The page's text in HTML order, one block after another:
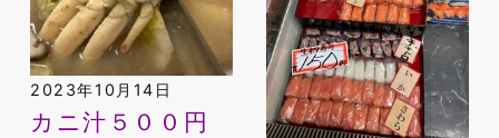
2023年10月14日
カニ汁５００円